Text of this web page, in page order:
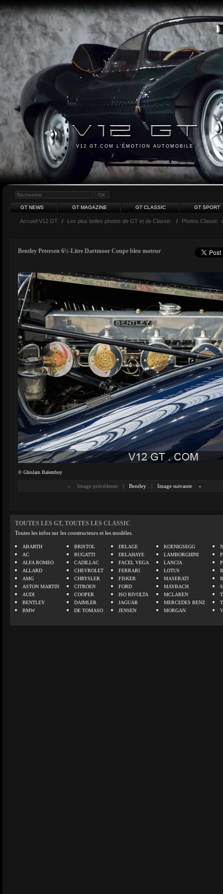
V12 GT.COM L'ÉMOTION AUTOMOBILE
GT NEWS GT MAGAZINE GT CLASSIC GT SPORT
Accueil V12 GT / Les plus belles photos de GT et de Classic. / Photos Classic
Bentley Petersen 6½-Litre Dartmoor Coupe bleu moteur
© Ghislain Balemboy
« Image précédente | Bentley | Image suivante »
TOUTES LES GT, TOUTES LES CLASSIC
Toutes les infos sur les constructeurs et les modèles.
ABARTH
AC
ALFA ROMEO
ALLARD
AMG
ASTON MARTIN
AUDI
BENTLEY
BMW
BRISTOL
BUGATTI
CADILLAC
CHEVROLET
CHRYSLER
CITROEN
COOPER
DAIMLER
DE TOMASO
DELAGE
DELAHAYE
FACEL VEGA
FERRARI
FISKER
FORD
ISO RIVOLTA
JAGUAR
JENSEN
KOENIGSEGG
LAMBORGHINI
LANCIA
LOTUS
MASERATI
MAYBACH
MCLAREN
MERCEDES BENZ
MORGAN